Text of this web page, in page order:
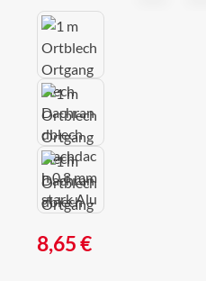
Regulärer Preis:
8,65 €